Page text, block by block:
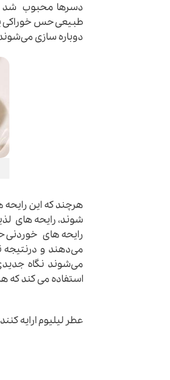
دسرها محبوب شد و
طبیعی حس خوراکی
دوباره سازی
هرچند که این
‌شوند، رایحه های
رایحه های خوردنی
می‌دهند و درنتیجه
می‌شوند نگاه
استفاده می کند که
عطر لیلیومارایه